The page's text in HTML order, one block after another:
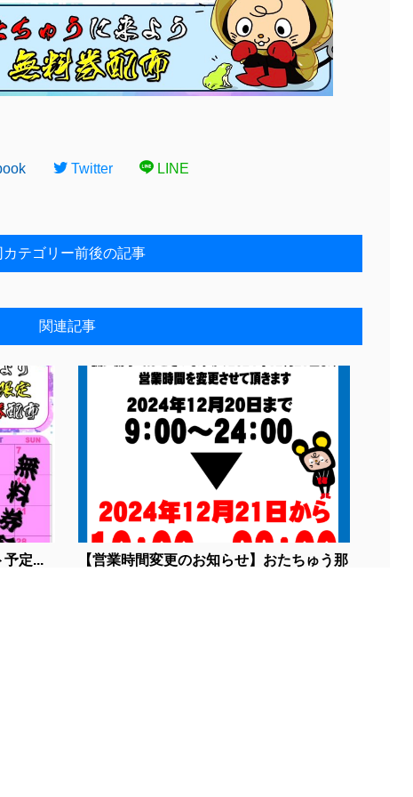
Twitter LINE
カテゴリー前後の記事
関連記事
定...
【営業時間変更のお知らせ】おたちゅう那